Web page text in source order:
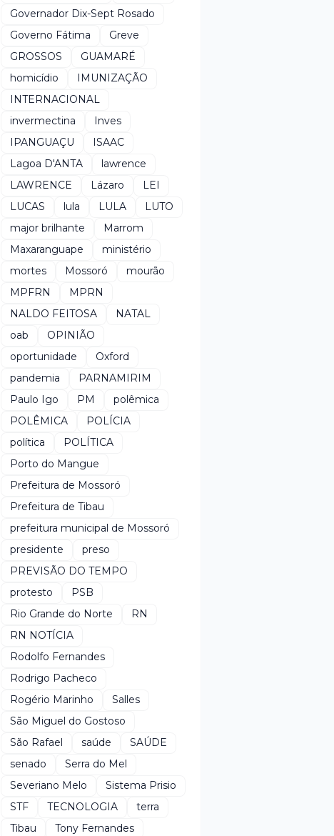
Governador Dix-Sept Rosado
Governo Fátima
Greve
GROSSOS
GUAMARÉ
homicídio
IMUNIZAÇÃO
INTERNACIONAL
invermectina
Inves
IPANGUAÇU
ISAAC
Lagoa D'ANTA
lawrence
LAWRENCE
Lázaro
LEI
LUCAS
lula LULA
LUTO
major brilhante
Marrom
Maxaranguape
ministério
mortes
Mossoró
mourão
MPFRN
MPRN
NALDO FEITOSA
NATAL
oab
OPINIÃO
oportunidade
Oxford
pandemia
PARNAMIRIM
Paulo Igo
PM
polêmica
POLÊMICA
POLÍCIA
política
POLÍTICA
Porto do Mangue
Prefeitura de Mossoró
Prefeitura de Tibau
prefeitura municipal de Mossoró
presidente
preso
PREVISÃO DO TEMPO
protesto
PSB
Rio Grande do Norte
RN
RN NOTÍCIA
Rodolfo Fernandes
Rodrigo Pacheco
Rogério Marinho
Salles
São Miguel do Gostoso
São Rafael
saúde
SAÚDE
senado
Serra do Mel
Severiano Melo
Sistema Prisio
STF
TECNOLOGIA
terra
Tibau
Tony Fernandes